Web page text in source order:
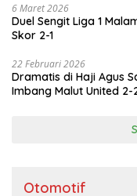
6 Maret 2026
Duel Sengit Liga 1
Skor 2-1
22 Februari 2026
Dramatis di Haji Agus
Imbang Malut United 2-
Otomotif